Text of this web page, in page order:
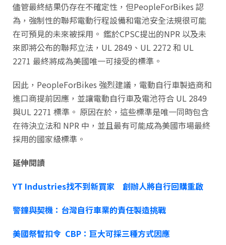
儘管最終結果仍存在不確定性，但PeopleForBikes 認
為，強制性的聯邦電動行程設備和電池安全法規很可能
在可預見的未來被採用。 鑑於CPSC提出的NPR 以及未
來即將公布的聯邦立法，UL 2849、UL 2272 和 UL
2271 最終將成為美國唯一可接受的標準。
因此，PeopleForBikes 強烈建議，電動自行車製造商和
進口商提前因應，並讓電動自行車及電池符合 UL 2849
與UL 2271 標準。 原因在於，這些標準是唯一同時包含
在待決立法和 NPR 中，並且最有可能成為美國市場最終
採用的國家級標準。
延伸閱讀
YT Industries找不到新買家 創辦人將自行回購重啟
警鐘與契機：台灣自行車業的責任製造挑戰
美國祭暫扣令 CBP：巨大可採三種方式因應